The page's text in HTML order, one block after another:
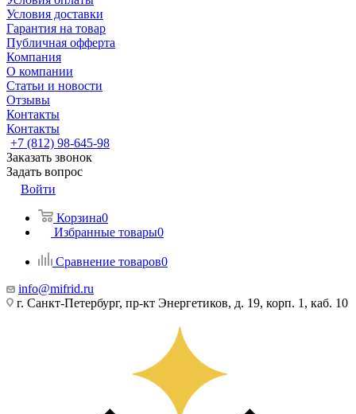
Условия доставки
Гарантия на товар
Публичная офферта
Компания
О компании
Статьи и новости
Отзывы
Контакты
Контакты
+7 (812) 98-645-98
Заказать звонок
Задать вопрос
Войти
Корзина0
Избранные товары0
Сравнение товаров0
info@mifrid.ru
г. Санкт-Петербург, пр-кт Энергетиков, д. 19, корп. 1, каб. 10